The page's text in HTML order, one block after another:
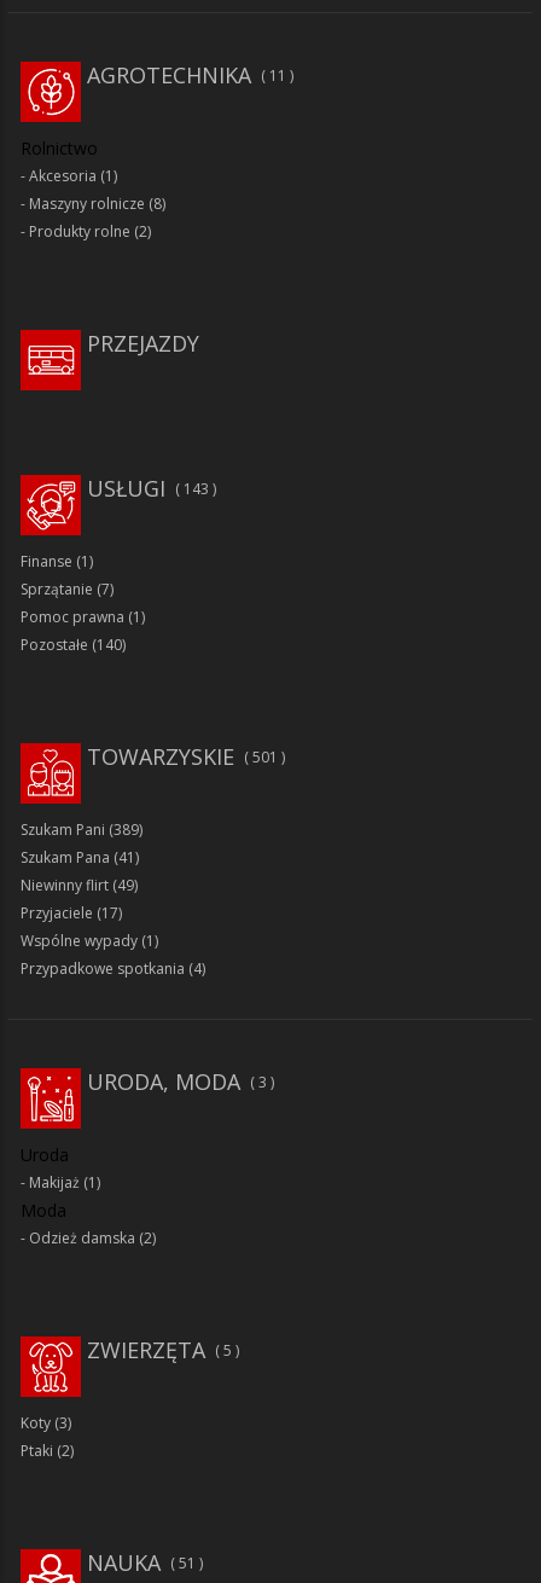
AGROTECHNIKA 11
Rolnictwo
Akcesoria (1)
Maszyny rolnicze (8)
Produkty rolne (2)
PRZEJAZDY
143
USŁUGI
Finanse (1)
Sprzątanie (7)
Pomoc prawna (1)
Pozostałe (140)
TOWARZYSKIE 501
Szukam Pani (389)
Szukam Pana (41)
Niewinny flirt (49)
Przyjaciele (17)
Wspólne wypady (1)
Przypadkowe spotkania (4)
URODA, MODA 3
Uroda
Makijaż (1)
Moda
Odzież damska (2)
ZWIERZĘTA 5
Koty (3)
Ptaki (2)
51
NAUKA